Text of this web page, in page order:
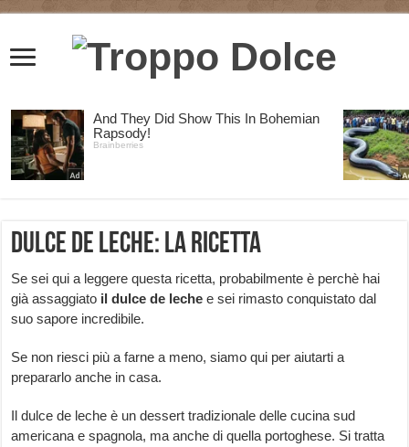
Dulce de leche: la ricetta
Se sei qui a leggere questa ricetta, probabilmente è perchè hai
già assaggiato il dulce de leche e sei rimasto conquistato dal
suo sapore incredibile.
Se non riesci più a farne a meno, siamo qui per aiutarti a
prepararlo anche in casa.
Il dulce de leche è un dessert tradizionale delle cucina sud
americana e spagnola, ma anche di quella portoghese. Si tratta